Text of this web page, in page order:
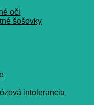
oči
šošovky
intolerancia